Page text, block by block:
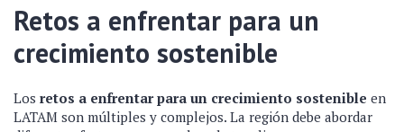
Retos a enfrentar para un
crecimiento sostenible
Los retos a enfrentar para un crecimiento sostenible en
LATAM son múltiples y complejos. La región debe abordar